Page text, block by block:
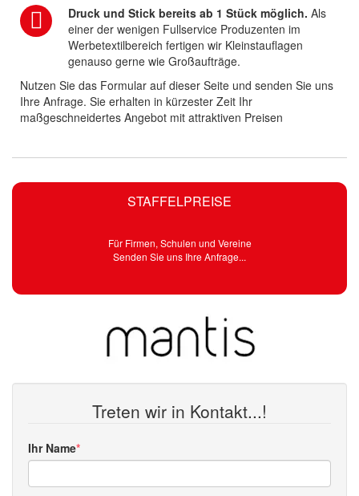
STAFFELPREISE
Für Firmen, Schulen und Vereine
Senden Sie uns Ihre Anfrage...
Treten wir in Kontakt...!
Ihr Name
Druck und Stick bereits ab 1 Stück möglich. Als
einer der wenigen Fullservice Produzenten im
Werbetextilbereich fertigen wir Kleinstauflagen
genauso gerne wie Großaufträge.
Nutzen Sie das Formular auf dieser Seite und senden Sie uns
Ihre Anfrage. Sie erhalten in kürzester Zeit Ihr
maßgeschneidertes Angebot mit attraktiven Preisen